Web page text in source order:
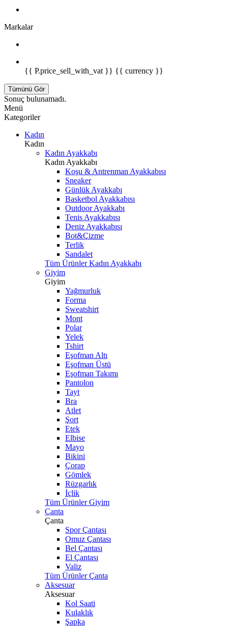
Markalar
{{ P.price_sell_with_vat }} {{ currency }}
Tümünü Gör
Sonuç bulunamadı.
Menü
Kategoriler
Kadın
Kadın
Kadın Ayakkabı
Kadın Ayakkabı
Koşu & Antrenman Ayakkabısı
Sneaker
Günlük Ayakkabı
Basketbol Ayakkabısı
Outdoor Ayakkabı
Tenis Ayakkabısı
Deniz Ayakkabısı
Bot&Çizme
Terlik
Sandalet
Tüm Ürünler Kadın Ayakkabı
Giyim
Giyim
Yağmurluk
Forma
Sweatshirt
Mont
Polar
Yelek
Tshirt
Eşofman Altı
Eşofman Üstü
Eşofman Takımı
Pantolon
Tayt
Bra
Atlet
Şort
Etek
Elbise
Mayo
Bikini
Çorap
Gömlek
Rüzgarlık
İçlik
Tüm Ürünler Giyim
Çanta
Çanta
Spor Çantası
Omuz Çantası
Bel Çantası
El Çantası
Valiz
Tüm Ürünler Çanta
Aksesuar
Aksesuar
Kol Saati
Kulaklık
Şapka